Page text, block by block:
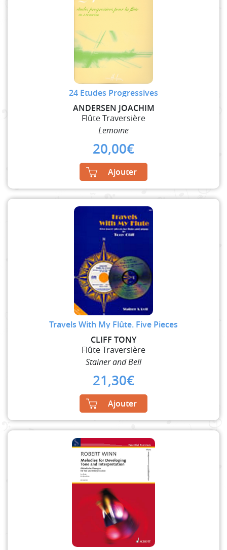
24 Etudes Progressives
ANDERSEN JOACHIM
Flûte Traversière
Lemoine
20,00€
Ajouter
Travels With My Flûte. Five Pieces
CLIFF TONY
Flûte Traversière
Stainer and Bell
21,30€
Ajouter